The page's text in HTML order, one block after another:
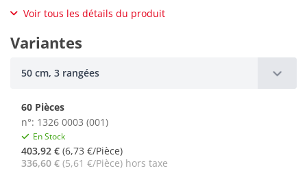
Voir tous les détails du produit
Variantes
50 cm, 3 rangées
60 Pièces
n°: 1326 0003 (001)
En Stock
403,92 € (6,73 €/Pièce)
336,60 € (5,61 €/Pièce) hors taxe